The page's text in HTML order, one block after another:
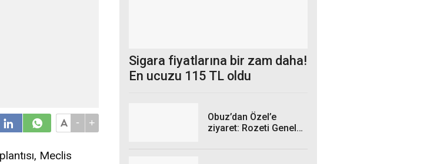
- +
Meclis
Sigara fiyatlarına bir zam daha!
En ucuzu 115 TL oldu
Obuz’dan Özel’e
ziyaret: Rozeti Genel